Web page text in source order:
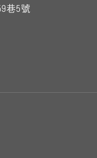
巷5號